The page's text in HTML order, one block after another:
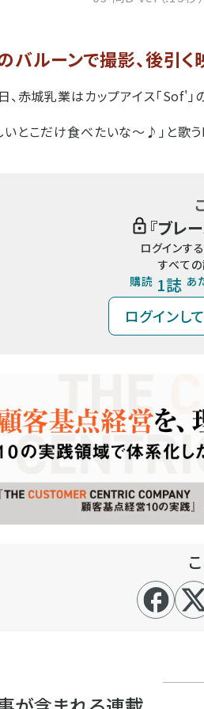
バルーンで撮影、後引く
、赤城乳業はカップアイス「Sof'」
いとこだけ食べたいな～♪」と歌
『ブレ
ログインす
すべて
購読 1誌 あ
ログインし